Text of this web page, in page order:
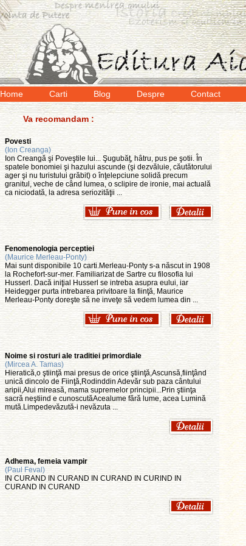
Home Carti Blog Despre Contact
Va recomandam :
Povesti
(Ion Creanga)
Ion Creangă şi Poveştile lui... Şugubăţ, hâtru, pus pe şotii. În
spatele bonomiei şi hazului ascunde (şi dezvăluie, căutătorului
ager şi nu turistului grăbit) o înţelepciune solidă precum
granitul, veche de când lumea, o sclipire de ironie, mai actuală
ca niciodată, la adresa seriozităţii ...
Fenomenologia perceptiei
(Maurice Merleau-Ponty)
Mai sunt disponibile 10 carti.Merleau-Ponty s-a născut in 1908
la Rochefort-sur-mer. Familiarizat de Sartre cu filosofia lui
Husserl. Dacă iniţial Husserl se intreba asupra eului, iar
Heidegger purta intrebarea privitoare la fiinţă, Maurice
Merleau-Ponty doreşte să ne inveţe să vedem lumea din ...
Noime si rosturi ale traditiei primordiale
(Mircea A. Tamas)
Hieratică,o ştiinţă mai presus de orice ştiinţă,Ascunsă,fiinţând
unică dincolo de Fiinţă,Rodinddin Adevăr sub paza cântului
aripii,Alui mireasă, mama supremelor principii...Prin ştiinţa
sacră neştiind e cunoscutăAcealume fără lume, acea Lumină
mută.Limpedevăzută-i nevăzuta ...
Adhema, femeia vampir
(Paul Feval)
IN CURAND IN CURAND IN CURAND IN CURIND IN
CURAND IN CURAND